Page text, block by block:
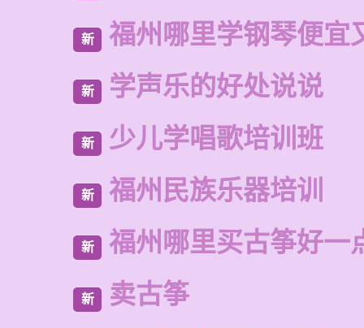
新 福州哪里学钢琴便宜
新 学声乐的好处说说
新 少儿学唱歌培训班
新 福州民族乐器培训
新 福州哪里买古筝好一
新 卖古筝